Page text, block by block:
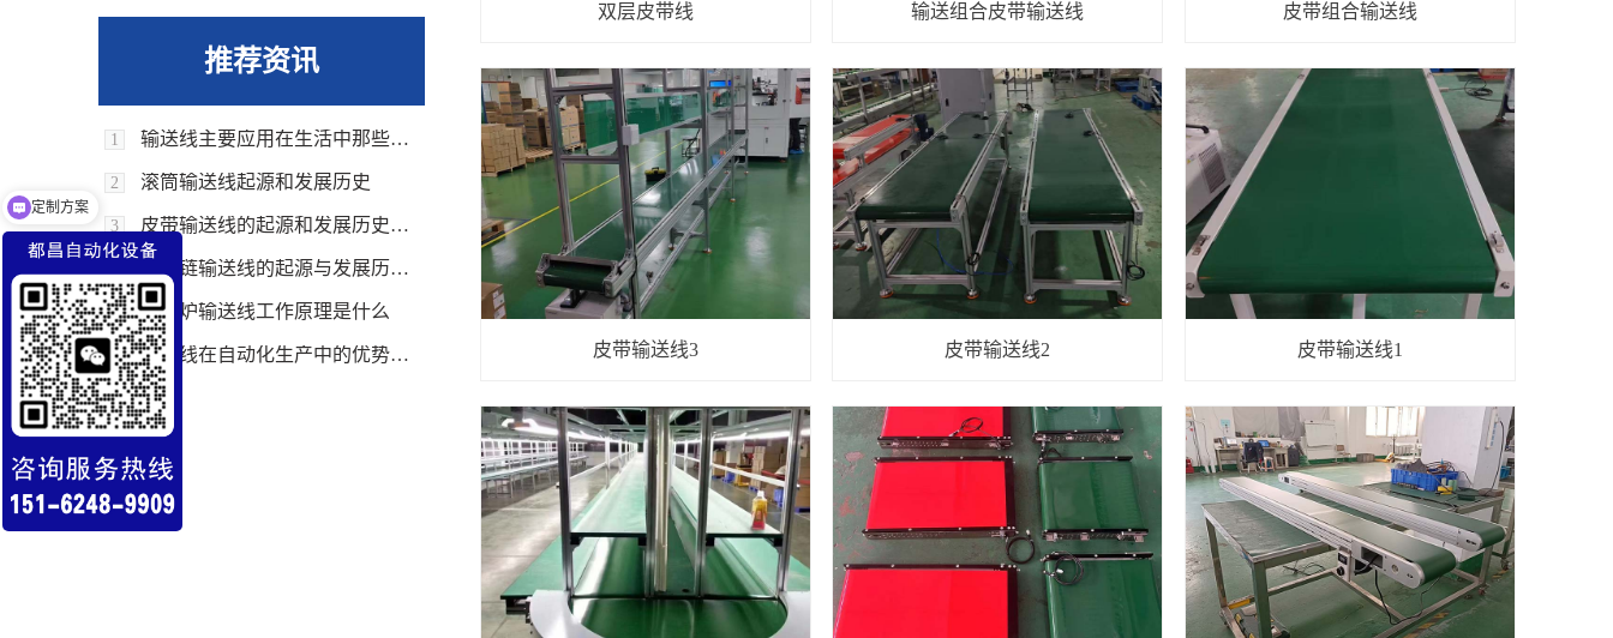
推荐资讯
1 输送线主要应用在生活中那些领域上面
2 滚筒输送线起源和发展历史
3 皮带输送线的起源和发展历史回顾
4 倍速链输送线的起源与发展历史回顾
5 隧道炉输送线工作原理是什么
6 输送线在自动化生产中的优势和应用
双层皮带线 输送组合皮带输送线 皮带组合输送线
皮带输送线3 皮带输送线2 皮带输送线1
定制方案